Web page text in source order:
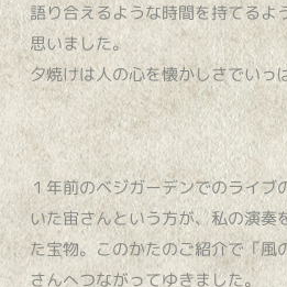
語り合えるような時間を持てるよ
思いました。
夕焼けは人の心を懐かしさでいっ
１年前のベジガーデンでのライブ
いた宙さんという方が、私の演奏
た宝物。このかたのご紹介で「風
さんへつながってゆきました。